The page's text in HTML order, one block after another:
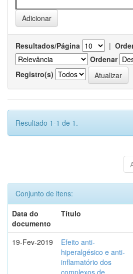
Resultados/Página |
Ordenar
Registro(s)
Resultado 1-1 de 1.
Conjunto de itens:
Data do
documento
Título
19-Fev-2019
Efeito anti-
hiperalgésico e anti-
inflamatório dos
complexos de